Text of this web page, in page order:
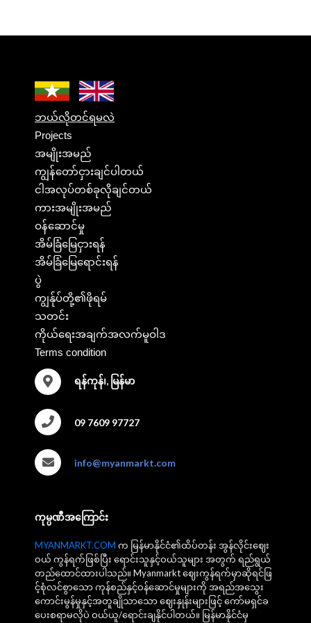
ဘယ်လိုတင်ရမလဲ
Projects
အမျိုးအမည်
ကျွန်တော်ငှားချင်ပါတယ်
ငါအလုပ်တစ်ခုလိုချင်တယ်
ကားအမျိုးအမည်
ဝန်ဆောင်မှု
အိမ်ခြံမြေငှားရန်
အိမ်ခြံမြေရောင်းရန်
ပွဲ
ကျွန်ုပ်တို့၏ဖိုရမ်
သတင်း
ကိုယ်ရေးအချက်အလက်မူဝါဒ
Terms condition
ရန်ကုန်၊, မြန်မာ
09 7609 97727
info@myanmarkt.com
ကုမ္ပဏီအကြောင်း
MYANMARKT.COM က မြန်မာနိုင်ငံ၏ထိပ်တန်း အွန်လိုင်းဈေး
ဝယ် ကွန်ရက်ဖြစ်ပြီး ရောင်းသူနှင့်ဝယ်သူများ အတွက် ရည်ရွယ်
တည်ထောင်ထားပါသည်။ Myanmarkt ဈေးကွန်ရက်မှာဆိုရင်ဖြ
င့်စုံလင်စွာသော ကုန်စည်နှင့်ဝန်ဆောင်မှုများကို အရည်အသွေး
ကောင်းမွန်မှုနှင့်အတူချိုသာသော ဈေးနှုန်းများဖြင့် ကော်မရှင်ခ
ပေးစရာမလိုပဲ ဝယ်ယူ/ရောင်းချနိုင်ပါတယ်။ မြန်မာနိုင်ငံမှ